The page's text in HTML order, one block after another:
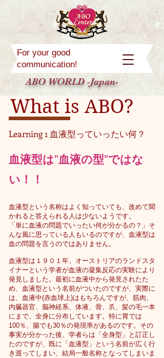
For your good
communication!
ABO WORLD -Japan-
What is ABO?
Learning 1 血液型っていったい何？
血液型は"血液の型"ではな
い！！
血液型と いう名称はよく知っていても、改めて聞
かれると答えられる人は少ないようです。
「単に血液の問題でいったい何が分かるの？」そ
んな風に思っている人もいるのですが、血液型は
血の問題を言うのではありません。
血液型は１９０１年、オーストリアのランドスタ
イナーという学者が血液の凝集反応の実験により
発見しました。最初に血液中から発見されたた
め、血液型という名前がついたのですが、実際に
は、血液中(赤血球上)はもちろんですが、筋肉、
内臓器官、脳神経系、体液、骨、爪、髪の毛一本
にまで、全身に分布しています。特に胃では
100％、腸でも30％の発現率があるのです。その
事実が分かった後、学者らは「全身型」と訂正し
たのですが、既に「血液型」という名前が広く行
き渡ってしまい、結局一般名称となってしまいま